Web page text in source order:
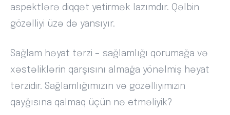
aspektlərə diqqət yetirmək lazımdır. Qəlbin
gözəlliyi üzə də yansıyır.
Sağlam həyat tərzi – sağlamlığı qorumağa və
xəstəliklərin qarşısını almağa yönəlmiş həyat
tərzidir. Sağlamlığımızın və gözəlliyimizin
qayğısına qalmaq üçün nə etməliyik?